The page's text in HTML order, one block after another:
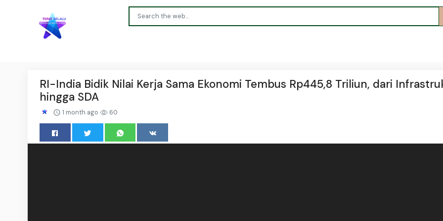
RI-India Bidik Nilai Kerja Sama Ekonomi Tembus Rp445,8 Triliun, dari
hingga SDA
1 month ago 60